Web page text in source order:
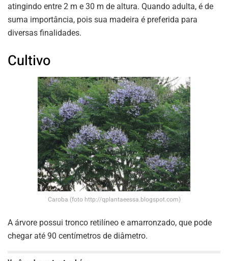
atingindo entre 2 m e 30 m de altura. Quando adulta, é de
suma importância, pois sua madeira é preferida para
diversas finalidades.
Cultivo
Caroba (foto http://qplantaeessa.blogspot.com)
A árvore possui tronco retilíneo e amarronzado, que pode
chegar até 90 centímetros de diâmetro.